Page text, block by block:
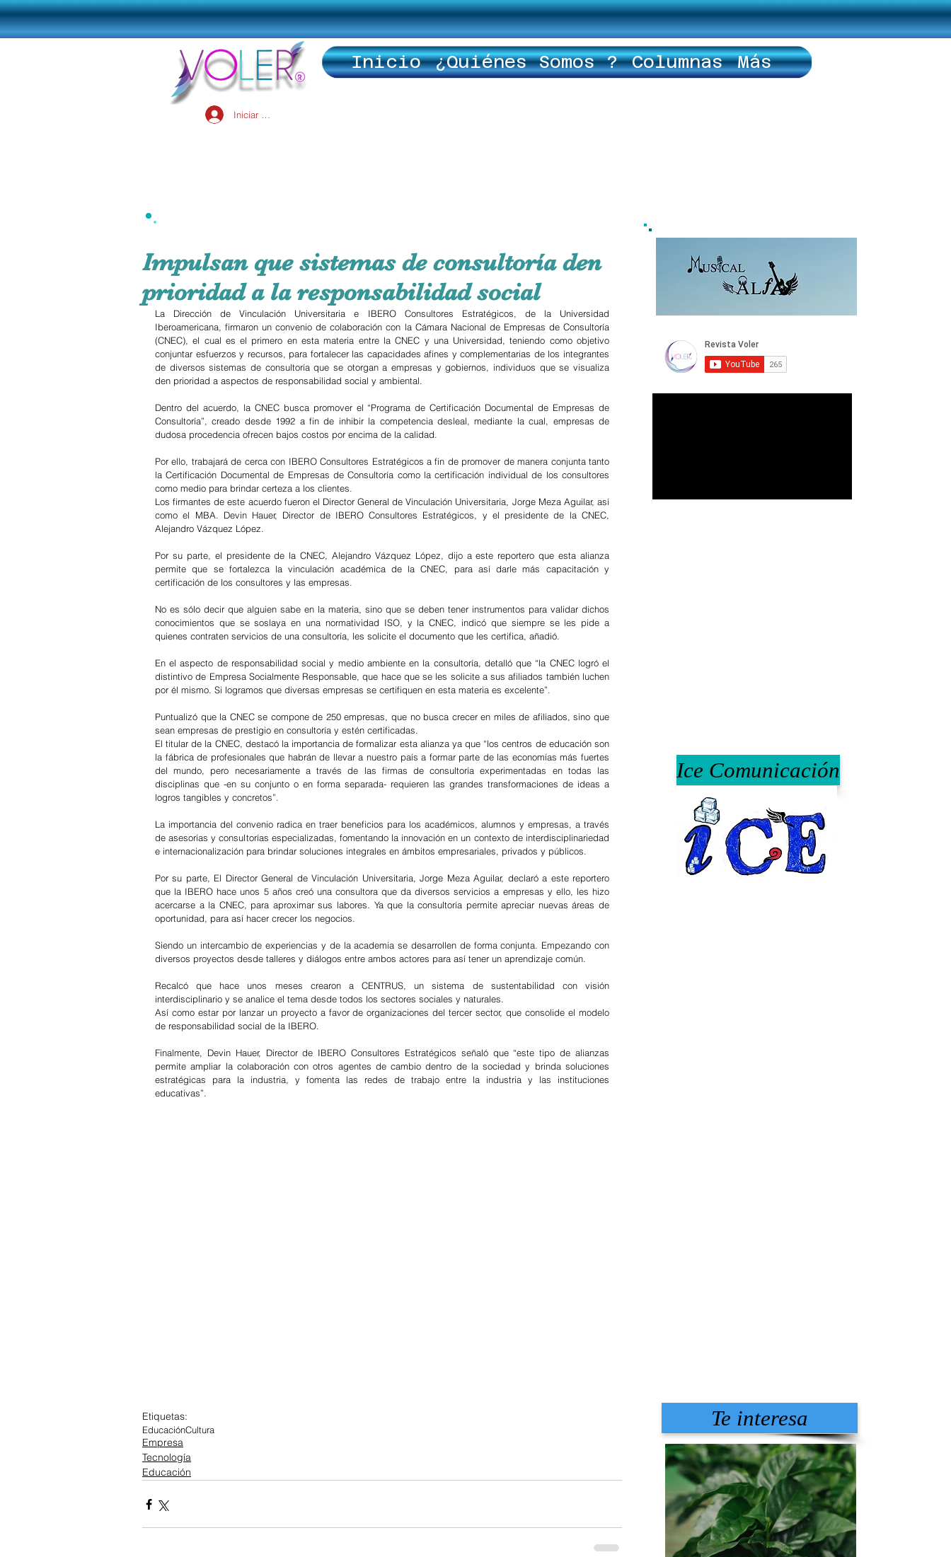
Inicio ¿Quiénes Somos ? Columnas Más
Iniciar sesión
Impulsan que sistemas de consultoría den
prioridad a la responsabilidad social
La Dirección de Vinculación Universitaria e IBERO Consultores Estratégicos, de la Universidad
Iberoamericana, firmaron un convenio de colaboración con la Cámara Nacional de Empresas de Consultoría
(CNEC), el cual es el primero en esta materia entre la CNEC y una Universidad, teniendo como objetivo
conjuntar esfuerzos y recursos, para fortalecer las capacidades afines y complementarias de los integrantes
de diversos sistemas de consultoría que se otorgan a empresas y gobiernos, individuos que se visualiza
den prioridad a aspectos de responsabilidad social y ambiental.
Dentro del acuerdo, la CNEC busca promover el “Programa de Certificación Documental de Empresas de
Consultoría”, creado desde 1992 a fin de inhibir la competencia desleal, mediante la cual, empresas de
dudosa procedencia ofrecen bajos costos por encima de la calidad.
Por ello, trabajará de cerca con IBERO Consultores Estratégicos a fin de promover de manera conjunta tanto
la Certificación Documental de Empresas de Consultoría como la certificación individual de los consultores
como medio para brindar certeza a los clientes.
Los firmantes de este acuerdo fueron el Director General de Vinculación Universitaria, Jorge Meza Aguilar, así
como el MBA. Devin Hauer, Director de IBERO Consultores Estratégicos, y el presidente de la CNEC,
Alejandro Vázquez López.
Por su parte, el presidente de la CNEC, Alejandro Vázquez López, dijo a este reportero que esta alianza
permite que se fortalezca la vinculación académica de la CNEC, para así darle más capacitación y
certificación de los consultores y las empresas.
No es sólo decir que alguien sabe en la materia, sino que se deben tener instrumentos para validar dichos
conocimientos que se soslaya en una normatividad ISO, y la CNEC, indicó que siempre se les pide a
quienes contraten servicios de una consultoría, les solicite el documento que les certifica, añadió.
En el aspecto de responsabilidad social y medio ambiente en la consultoría, detalló que “la CNEC logró el
distintivo de Empresa Socialmente Responsable, que hace que se les solicite a sus afiliados también luchen
por él mismo. Si logramos que diversas empresas se certifiquen en esta materia es excelente”.
Puntualizó que la CNEC se compone de 250 empresas, que no busca crecer en miles de afiliados, sino que
sean empresas de prestigio en consultoría y estén certificadas.
El titular de la CNEC, destacó la importancia de formalizar esta alianza ya que “los centros de educación son
la fábrica de profesionales que habrán de llevar a nuestro país a formar parte de las economías más fuertes
del mundo, pero necesariamente a través de las firmas de consultoría experimentadas en todas las
disciplinas que -en su conjunto o en forma separada- requieren las grandes transformaciones de ideas a
logros tangibles y concretos”.
La importancia del convenio radica en traer beneficios para los académicos, alumnos y empresas, a través
de asesorías y consultorías especializadas, fomentando la innovación en un contexto de interdisciplinariedad
e internacionalización para brindar soluciones integrales en ámbitos empresariales, privados y públicos.
Por su parte, El Director General de Vinculación Universitaria, Jorge Meza Aguilar, declaró a este reportero
que la IBERO hace unos 5 años creó una consultora que da diversos servicios a empresas y ello, les hizo
acercarse a la CNEC, para aproximar sus labores. Ya que la consultoría permite apreciar nuevas áreas de
oportunidad, para así hacer crecer los negocios.
Siendo un intercambio de experiencias y de la academia se desarrollen de forma conjunta. Empezando con
diversos proyectos desde talleres y diálogos entre ambos actores para así tener un aprendizaje común.
Recalcó que hace unos meses crearon a CENTRUS, un sistema de sustentabilidad con visión
interdisciplinario y se analice el tema desde todos los sectores sociales y naturales.
Así como estar por lanzar un proyecto a favor de organizaciones del tercer sector, que consolide el modelo
de responsabilidad social de la IBERO.
Finalmente, Devin Hauer, Director de IBERO Consultores Estratégicos señaló que “este tipo de alianzas
permite ampliar la colaboración con otros agentes de cambio dentro de la sociedad y brinda soluciones
estratégicas para la industria, y fomenta las redes de trabajo entre la industria y las instituciones
educativas”.
Etiquetas:
EducaciónCultura
Empresa
Tecnología
Educación
Ice Comunicación
Te interesa